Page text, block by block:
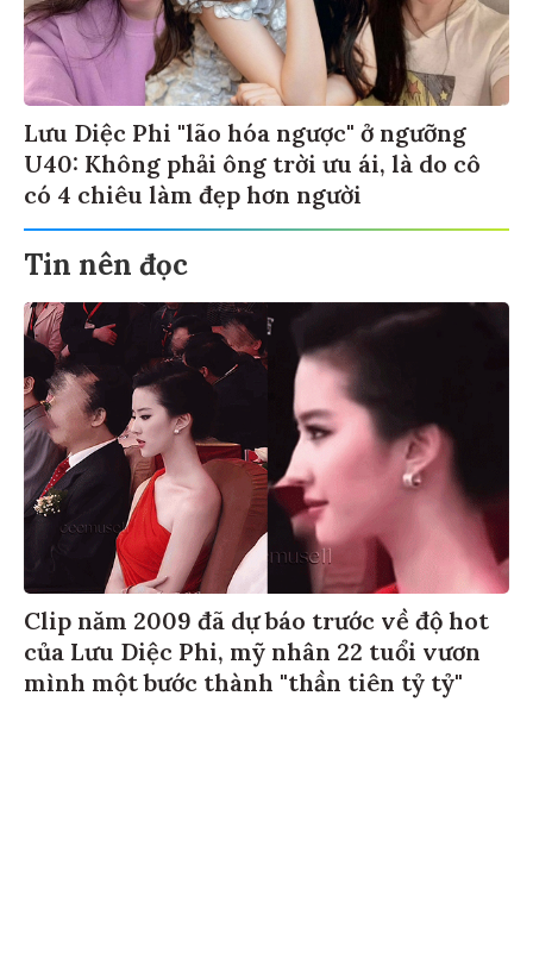
Lưu Diệc Phi "lão hóa ngược" ở ngưỡng
U40: Không phải ông trời ưu ái, là do cô
có 4 chiêu làm đẹp hơn người
Tin nên đọc
Clip năm 2009 đã dự báo trước về độ hot
của Lưu Diệc Phi, mỹ nhân 22 tuổi vươn
mình một bước thành "thần tiên tỷ tỷ"